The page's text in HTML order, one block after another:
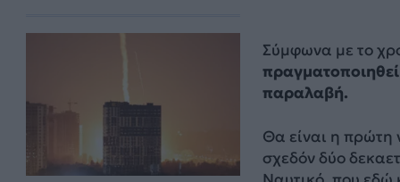
Σύμφωνα με το
παραλαβή.
Θα είναι η πρώτη
σχεδόν δύο